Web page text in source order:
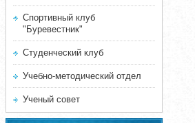
Спортивный клуб
"Буревестник"
Студенческий клуб
Учебно-методический отдел
Ученый совет